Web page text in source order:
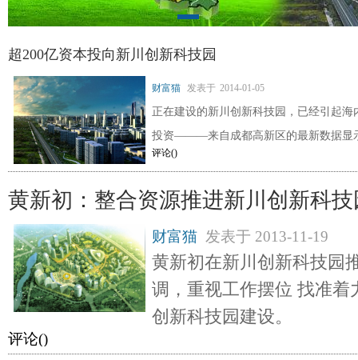
超200亿资本投向新川创新科技园
财富猫 发表于 2014-01-05
正在建设的新川创新科技园，已经引起
投资———来自成都高新区的最新数据显
评论()
黄新初：整合资源推进新川创新科
财富猫 发表于 2013-11-19
黄新初在新川创新科技园
调，重视工作摆位 找准着
创新科技园建设。
评论()